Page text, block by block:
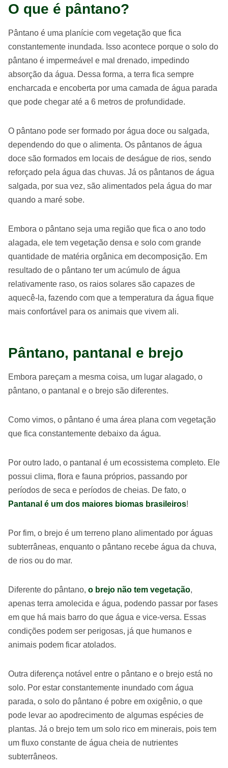
O que é pântano?
Pântano é uma planície com vegetação que fica
constantemente inundada. Isso acontece porque o solo do
pântano é impermeável e mal drenado, impedindo
absorção da água. Dessa forma, a terra fica sempre
encharcada e encoberta por uma camada de água parada
que pode chegar até a 6 metros de profundidade.
O pântano pode ser formado por água doce ou salgada,
dependendo do que o alimenta. Os pântanos de água
doce são formados em locais de deságue de rios, sendo
reforçado pela água das chuvas. Já os pântanos de água
salgada, por sua vez, são alimentados pela água do mar
quando a maré sobe.
Embora o pântano seja uma região que fica o ano todo
alagada, ele tem vegetação densa e solo com grande
quantidade de matéria orgânica em decomposição. Em
resultado de o pântano ter um acúmulo de água
relativamente raso, os raios solares são capazes de
aquecê-la, fazendo com que a temperatura da água fique
mais confortável para os animais que vivem ali.
Pântano, pantanal e brejo
Embora pareçam a mesma coisa, um lugar alagado, o
pântano, o pantanal e o brejo são diferentes.
Como vimos, o pântano é uma área plana com vegetação
que fica constantemente debaixo da água.
Por outro lado, o pantanal é um ecossistema completo. Ele
possui clima, flora e fauna próprios, passando por
períodos de seca e períodos de cheias. De fato, o
Pantanal é um dos maiores biomas brasileiros!
Por fim, o brejo é um terreno plano alimentado por águas
subterrâneas, enquanto o pântano recebe água da chuva,
de rios ou do mar.
Diferente do pântano, o brejo não tem vegetação,
apenas terra amolecida e água, podendo passar por fases
em que há mais barro do que água e vice-versa. Essas
condições podem ser perigosas, já que humanos e
animais podem ficar atolados.
Outra diferença notável entre o pântano e o brejo está no
solo. Por estar constantemente inundado com água
parada, o solo do pântano é pobre em oxigênio, o que
pode levar ao apodrecimento de algumas espécies de
plantas. Já o brejo tem um solo rico em minerais, pois tem
um fluxo constante de água cheia de nutrientes
subterrâneos.